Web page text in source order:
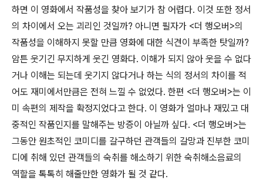
하면 이 영화에서 작품성을 찾아 보기가 참 어렵다. 이것 또한 정서
의 차이에서 오는 괴리인 것일까? 아니면 필자가 <더 행오버>의
작품성을 이해하지 못할 만큼 영화에 대한 식견이 부족한 탓일까?
암튼 웃기긴 무지하게 웃긴 영화다. 이해가 되지 않아 웃을 수 없다
거나 이해는 되는데 웃기지 않다거나 하는 식의 정서의 차이를 적
어도 재미에서만큼은 전혀 느낄 수 없었다. 한편 <더 행오버>는 이
미 속편의 제작을 확정지었다고 한다. 이 영화가 얼마나 재밌고 대
중적인 작품인지를 말해주는 방증이 아닐까 싶다. <더 행오버>는
그동안 원초적인 코미디를 갈구하던 관객들의 갈망과 진부한 코미
디에 취해 있던 관객들의 숙취를 해소하기 위한 숙취해소음료의
역할을 톡톡히 해줄만한 영화가 될 것 같다.